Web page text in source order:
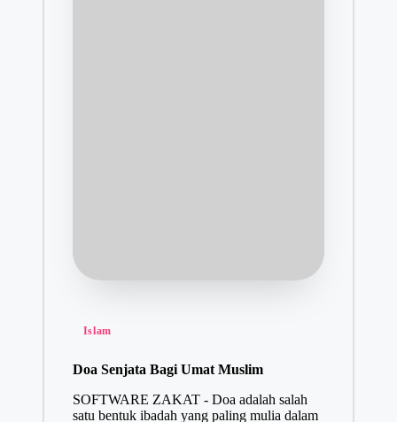
Posted
Islam
Doa Senjata Bagi Umat Muslim
SOFTWARE ZAKAT - Doa adalah salah
satu bentuk ibadah yang paling mulia dalam